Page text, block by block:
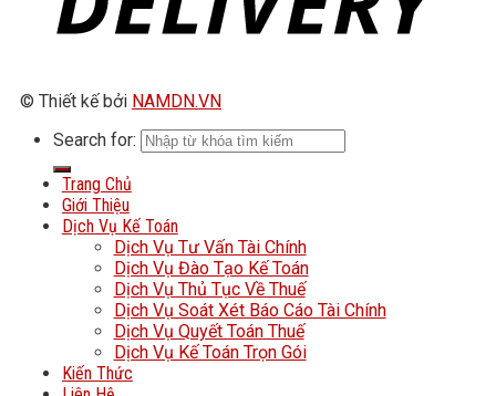
© Thiết kế bởi NAMDN.VN
Search for:
Trang Chủ
Giới Thiệu
Dịch Vụ Kế Toán
Dịch Vụ Tư Vấn Tài Chính
Dịch Vụ Đào Tạo Kế Toán
Dịch Vụ Thủ Tục Về Thuế
Dịch Vụ Soát Xét Báo Cáo Tài Chính
Dịch Vụ Quyết Toán Thuế
Dịch Vụ Kế Toán Trọn Gói
Kiến Thức